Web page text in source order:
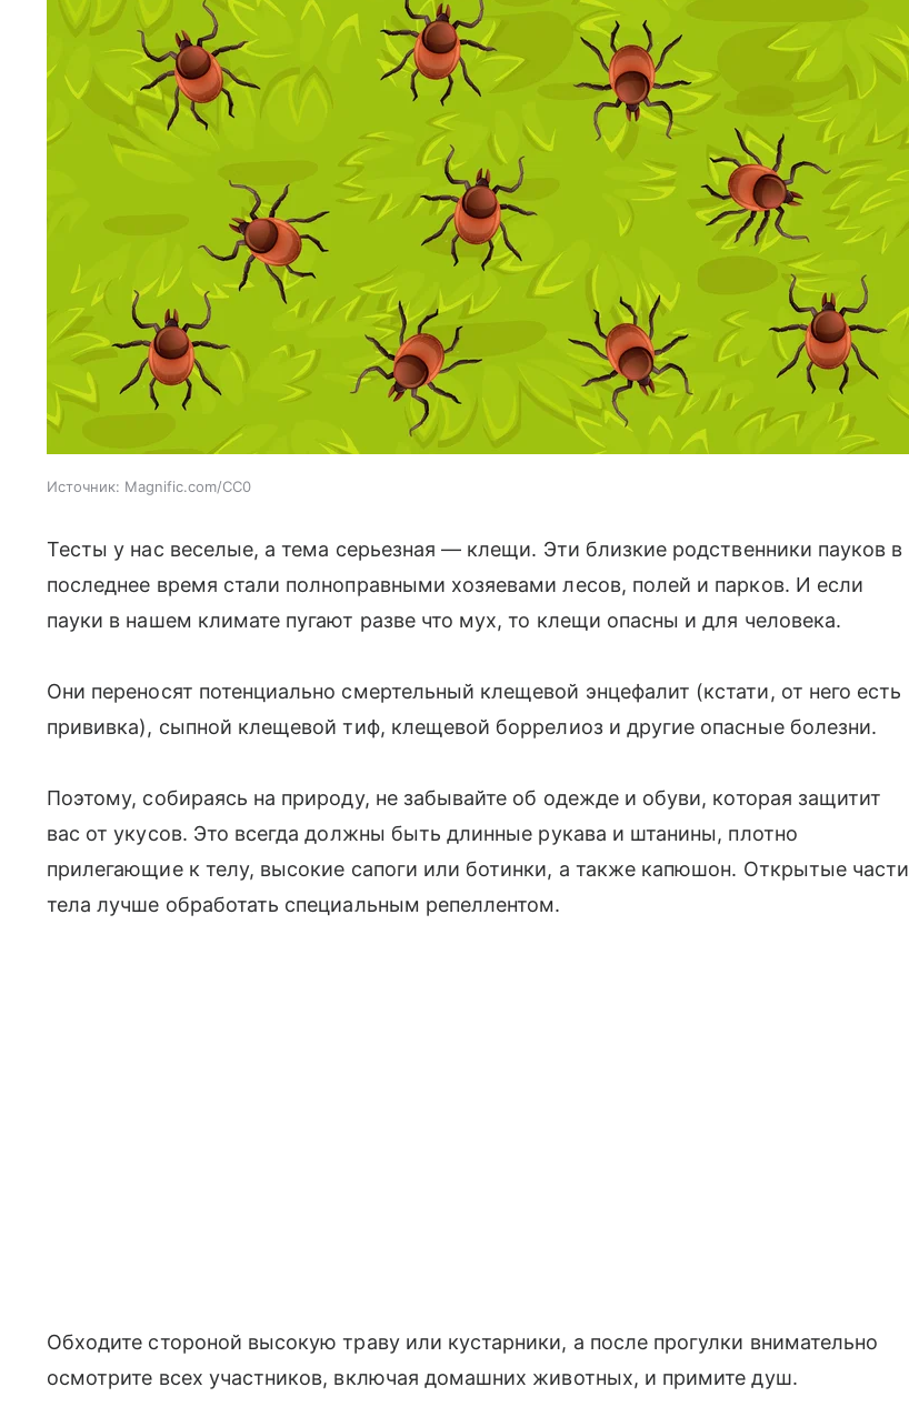
Источник: Magnific.com/CC0
Тесты у нас веселые, а тема серьезная — клещи. Эти близкие родственники пауков в
последнее время стали полноправными хозяевами лесов, полей и парков. И если
пауки в нашем климате пугают разве что мух, то клещи опасны и для человека.
Они переносят потенциально смертельный клещевой энцефалит (кстати, от него есть
прививка), сыпной клещевой тиф, клещевой боррелиоз и другие опасные болезни.
Поэтому, собираясь на природу, не забывайте об одежде и обуви, которая защитит
вас от укусов. Это всегда должны быть длинные рукава и штанины, плотно
прилегающие к телу, высокие сапоги или ботинки, а также капюшон. Открытые части
тела лучше обработать специальным репеллентом.
Обходите стороной высокую траву или кустарники, а после прогулки внимательно
осмотрите всех участников, включая домашних животных, и примите душ.